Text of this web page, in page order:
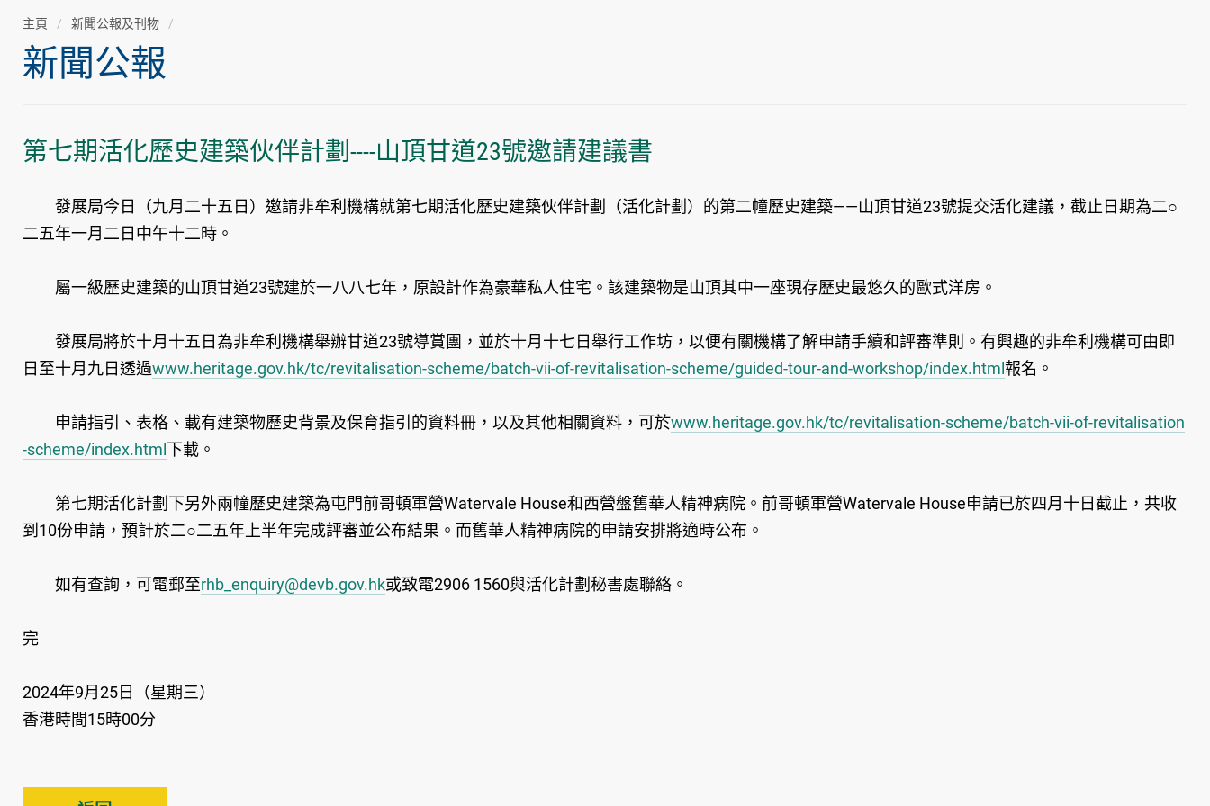
主頁 新聞公報及刊物
新聞公報
第七期活化歷史建築伙伴計劃----山頂甘道23號邀請建議書
發展局今日（九月二十五日）邀請非牟利機構就第七期活化歷史建築伙伴計劃（活化計劃）的第二幢歷史建築——山頂甘道23號提交活化建議，截止日期為二○
二五年一月二日中午十二時。
屬一級歷史建築的山頂甘道23號建於一八八七年，原設計作為豪華私人住宅。該建築物是山頂其中一座現存歷史最悠久的歐式洋房。
發展局將於十月十五日為非牟利機構舉辦甘道23號導賞團，並於十月十七日舉行工作坊，以便有關機構了解申請手續和評審準則。有興趣的非牟利機構可由即
日至十月九日透過www.heritage.gov.hk/tc/revitalisation-scheme/batch-vii-of-revitalisation-scheme/guided-tour-and-workshop/index.html 報名。
申請指引、表格、載有建築物歷史背景及保育指引的資料冊，以及其他相關資料，可於www.heritage.gov.hk/tc/revitalisation-scheme/batch-vii-of-revitalisation
-scheme/index.html 下載。
第七期活化計劃下另外兩幢歷史建築為屯門前哥頓軍營Watervale House和西營盤舊華人精神病院。前哥頓軍營Watervale House申請已於四月十日截止，共收
到10份申請，預計於二○二五年上半年完成評審並公布結果。而舊華人精神病院的申請安排將適時公布。
如有查詢，可電郵至rhb_enquiry@devb.gov.hk或致電2906 1560與活化計劃秘書處聯絡。
完
2024年9月25日（星期三）
香港時間15時00分